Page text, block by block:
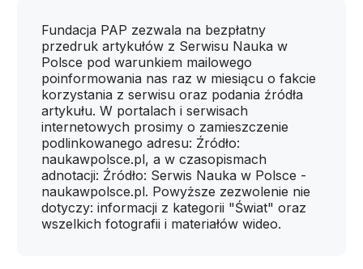
Fundacja PAP zezwala na bezpłatny
przedruk artykułów z Serwisu Nauka w
Polsce pod warunkiem mailowego
poinformowania nas raz w miesiącu o fakcie
korzystania z serwisu oraz podania źródła
artykułu. W portalach i serwisach
internetowych prosimy o zamieszczenie
podlinkowanego adresu: Źródło:
naukawpolsce.pl, a w czasopismach
adnotacji: Źródło: Serwis Nauka w Polsce -
naukawpolsce.pl. Powyższe zezwolenie nie
dotyczy: informacji z kategorii "Świat" oraz
wszelkich fotografii i materiałów wideo.